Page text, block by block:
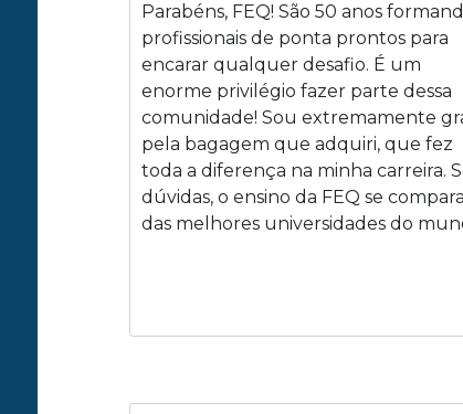
Parabéns, FEQ! São 50 anos
profissionais de ponta prontos para
encarar qualquer desafio. É um
enorme privilégio fazer parte dessa
comunidade! Sou extremamente
pela bagagem que adquiri, que fez
toda a diferença na minha carreira.
dúvidas, o ensino da FEQ se
das melhores universidades do